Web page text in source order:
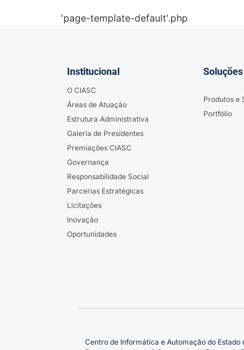
'page-template-default'.php
Institucional
O CIASC
Áreas de Atuação
Estrutura Administrativa
Galeria de Presidentes
Premiações CIASC
Governança
Responsabilidade Social
Parcerias Estratégicas
Licitações
Inovação
Oportunidades
Soluções
Produtos e
Portfólio
Centro de Informática e Automação do Estado